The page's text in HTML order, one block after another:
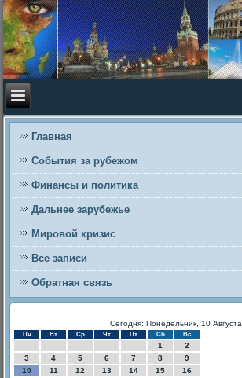
Главная
События за рубежом
Финансы и политика
Дальнее зарубежье
Мировой кризис
Все записи
Обратная связь
Сегодня: Понедельник, 10 Августа
Пн Вт Ср Чт Пт Сб Вс
1
2
3
4 5 6 7 8
9
10
11 12 13 14 15
16